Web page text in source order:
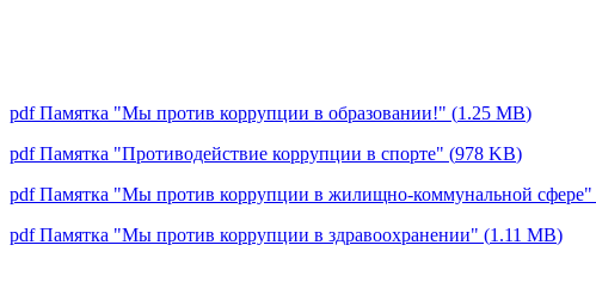
pdfПамятка "Мы против коррупции в образовании!" (1.25 MB)
pdfПамятка "Противодействие коррупции в спорте" (978 KB)
pdfПамятка "Мы против коррупции в жилищно-коммунальной сфере"
pdfПамятка "Мы против коррупции в здравоохранении" (1.11 MB)